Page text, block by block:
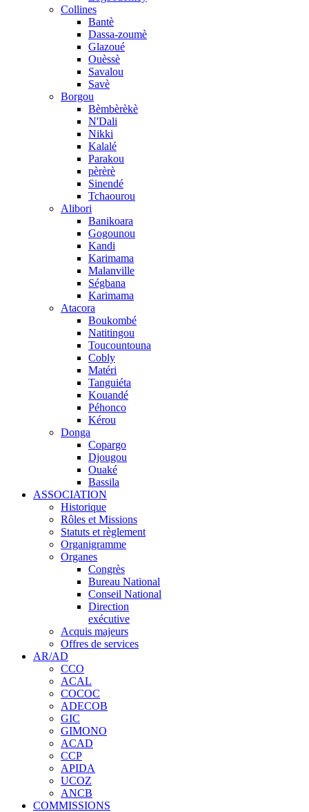
Collines
Bantè
Dassa-zoumè
Glazoué
Ouèssè
Savalou
Savè
Borgou
Bèmbèrèkè
N'Dali
Nikki
Kalalé
Parakou
pèrèrè
Sinendé
Tchaourou
Alibori
Banikoara
Gogounou
Kandi
Karimama
Malanville
Ségbana
Karimama
Atacora
Boukombé
Natitingou
Toucountouna
Cobly
Matéri
Tanguiéta
Kouandé
Péhonco
Kérou
Donga
Copargo
Djougou
Ouaké
Bassila
ASSOCIATION
Historique
Rôles et Missions
Statuts et règlement
Organigramme
Organes
Congrès
Bureau National
Conseil National
Direction
exécutive
Acquis majeurs
Offres de services
AR/AD
CCO
ACAL
COCOC
ADECOB
GIC
GIMONO
ACAD
CCP
APIDA
UCOZ
ANCB
COMMISSIONS